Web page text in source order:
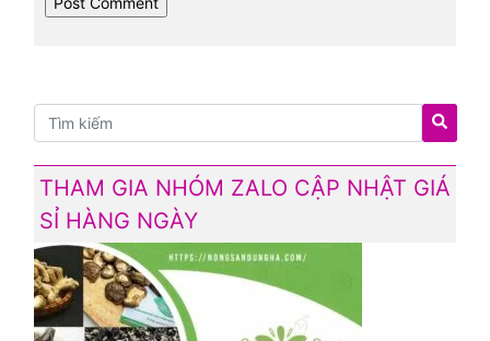
THAM GIA NHÓM ZALO CẬP NHẬT GIÁ
SỈ HÀNG NGÀY